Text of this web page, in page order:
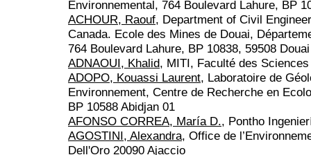
Environnemental, 764 Boulevard Lahure, BP
ACHOUR, Raouf, Department of Civil
Canada. Ecole des Mines de Douai,
764 Boulevard Lahure, BP 10838, 59508 Douai
ADNAOUI, Khalid, MITI, Faculté des
ADOPO, Kouassi Laurent, Laboratoire de
Environnement, Centre de Recherche en
BP 10588 Abidjan 01
AFONSO CORREA, María D., Pontho
AGOSTINI, Alexandra, Office de
Dell'Oro 20090 Ajaccio